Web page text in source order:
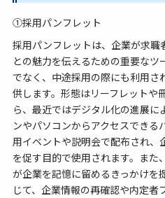
①採用パンフレット
採用パンフレットは、企業が求職
との魅力を伝えるための重要な
でなく、中途採用の際にも利用
供します。形態はリーフレットや
ら、最近ではデジタル化の進展に
ンやパソコンからアクセスできる
用イベントや説明会で配布され、
を促す目的で使用されます。ま
が企業を記憶に留めるきっかけを
じて、企業情報の再確認や内定